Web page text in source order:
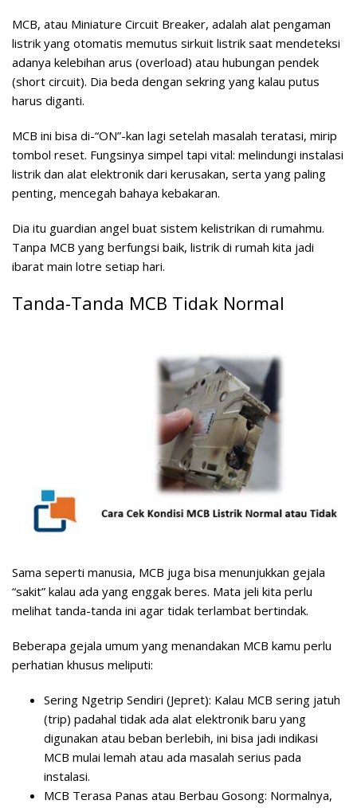
MCB, atau Miniature Circuit Breaker, adalah alat pengaman
listrik yang otomatis memutus sirkuit listrik saat mendeteksi
adanya kelebihan arus (overload) atau hubungan pendek
(short circuit). Dia beda dengan sekring yang kalau putus
harus diganti.
MCB ini bisa di-“ON”-kan lagi setelah masalah teratasi, mirip
tombol reset. Fungsinya simpel tapi vital: melindungi instalasi
listrik dan alat elektronik dari kerusakan, serta yang paling
penting, mencegah bahaya kebakaran.
Dia itu guardian angel buat sistem kelistrikan di rumahmu.
Tanpa MCB yang berfungsi baik, listrik di rumah kita jadi
ibarat main lotre setiap hari.
Tanda-Tanda MCB Tidak Normal
Sama seperti manusia, MCB juga bisa menunjukkan gejala
“sakit” kalau ada yang enggak beres. Mata jeli kita perlu
melihat tanda-tanda ini agar tidak terlambat bertindak.
Beberapa gejala umum yang menandakan MCB kamu perlu
perhatian khusus meliputi:
Sering Ngetrip Sendiri (Jepret): Kalau MCB sering jatuh
(trip) padahal tidak ada alat elektronik baru yang
digunakan atau beban berlebih, ini bisa jadi indikasi
MCB mulai lemah atau ada masalah serius pada
instalasi.
MCB Terasa Panas atau Berbau Gosong: Normalnya,